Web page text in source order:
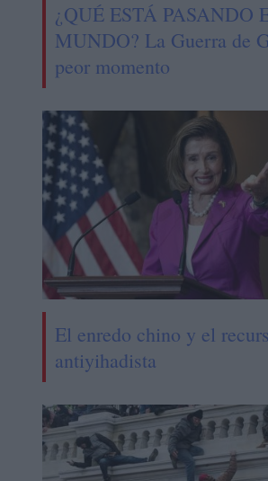
¿QUÉ ESTÁ PASANDO
MUNDO? La Guerra de
peor momento
El enredo chino y el
antiyihadista